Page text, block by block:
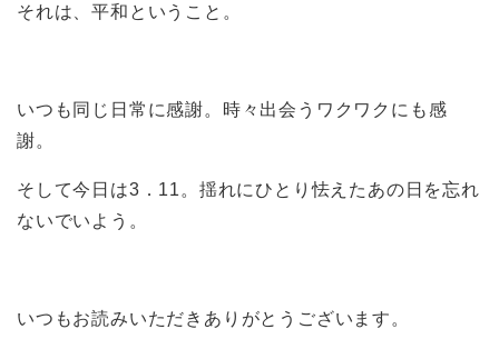
それは、平和ということ。
いつも同じ日常に感謝。時々出会うワクワクにも感
謝。
そして今日は3．11。揺れにひとり怯えたあの日を忘れ
ないでいよう。
いつもお読みいただきありがとうございます。